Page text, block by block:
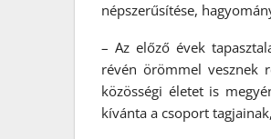
népszerűsítése,
– Az előző évek
révén örömmel vesznek
közösségi életet is
kívánta a csoport